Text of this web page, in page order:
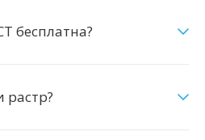
бесплатна?
растр?